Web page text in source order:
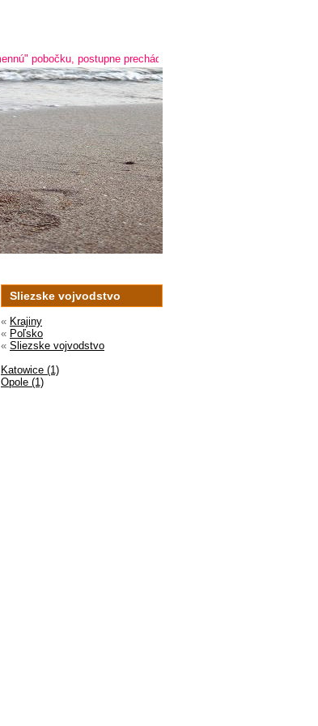
pobočku, postupne prechádzame na online predaj a predaj
Sliezske vojvodstvo
« Krajiny
« Poľsko
« Sliezske vojvodstvo
Katowice (1)
Opole (1)